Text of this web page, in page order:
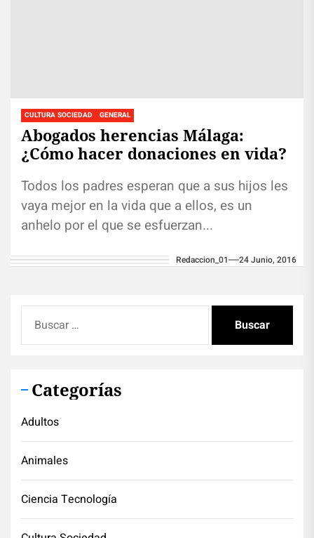
CULTURA SOCIEDAD GENERAL
Abogados herencias Málaga:
¿Cómo hacer donaciones en vida?
Todos los padres esperan que a sus hijos les
vaya mejor en la vida que a ellos, es un
anhelo por el que se esfuerzan...
Redaccion_01 24 Junio, 2016
Categorías
Adultos
Animales
Ciencia Tecnología